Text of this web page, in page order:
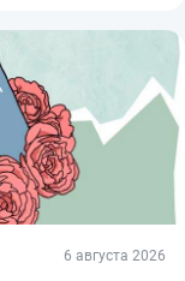
6 августа 2026